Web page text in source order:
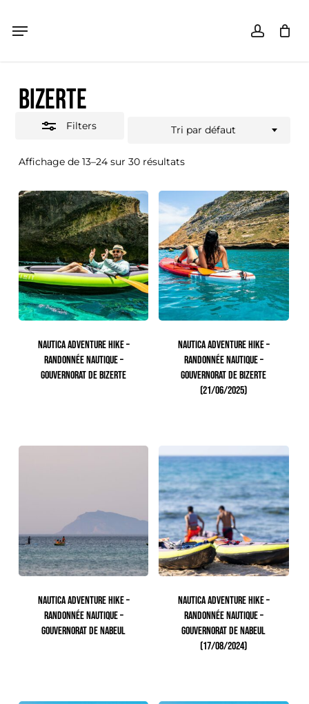
main
content
Menu
Close
BIZERTE
Filters
Affichage de 13–24 sur 30 résultats
Tri par défaut
Close
NAUTICA ADVENTURE HIKE –
RANDONNÉE NAUTIQUE –
GOUVERNORAT DE BIZERTE
NAUTICA ADVENTURE HIKE –
RANDONNÉE NAUTIQUE –
GOUVERNORAT DE BIZERTE
(21/06/2025)
NAUTICA ADVENTURE HIKE –
RANDONNÉE NAUTIQUE –
GOUVERNORAT DE NABEUL
NAUTICA ADVENTURE HIKE –
RANDONNÉE NAUTIQUE –
GOUVERNORAT DE NABEUL
(17/08/2024)